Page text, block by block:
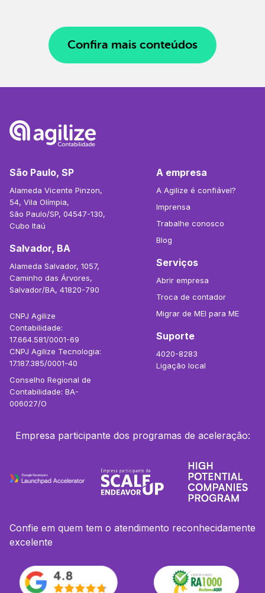
Confira mais conteúdos
São Paulo, SP
Alameda Vicente Pinzon,
54, Vila Olímpia,
São Paulo/SP, 04547-130,
Cubo Itaú
Salvador, BA
Alameda Salvador, 1057,
Caminho das Árvores,
Salvador/BA, 41820-790
CNPJ Agilize
Contabilidade:
17.664.581/0001-69
CNPJ Agilize Tecnologia:
17.187.385/0001-40
Conselho Regional de
Contabilidade: BA-
006027/O
A empresa
A Agilize é confiável?
Imprensa
Trabalhe conosco
Blog
Serviços
Abrir empresa
Troca de contador
Migrar de MEI para ME
Suporte
4020-8283
Ligação local
Empresa participante dos programas de aceleração:
Confie em quem tem o atendimento reconhecidamente
excelente